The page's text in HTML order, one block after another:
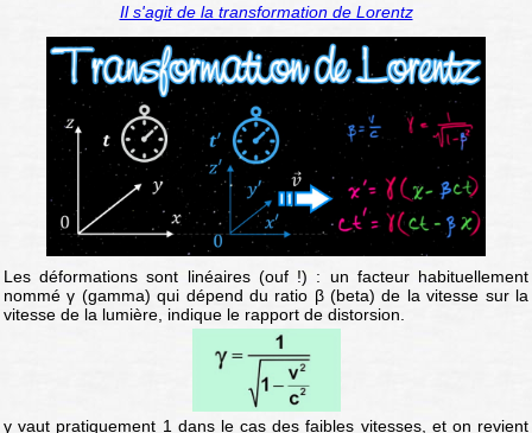
Il s'agit de la transformation de Lorentz
Les déformations sont linéaires (ouf !) : un facteur habituellement
nommé γ (gamma) qui dépend du ratio β (beta) de la vitesse sur la
vitesse de la lumière, indique le rapport de distorsion.
γ vaut pratiquement 1 dans le cas des faibles vitesses, et on revient